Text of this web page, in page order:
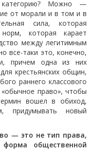
Можно —
от морали и в том и в
сила, которая
которая карает
между легитимным
все-таки это, конечно,
причем одна из них
крестьянских общин,
раннего классового
право», чтобы
вошел в обиход,
придумывать новый
— это не тип права,
форма общественной